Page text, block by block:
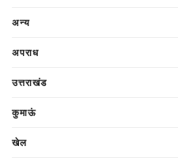
अन्य
अपराध
उत्तराखंड
कुमाऊं
खेल